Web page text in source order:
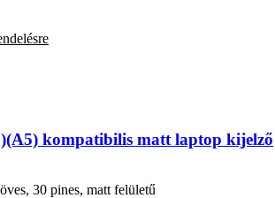
kompatibilis matt laptop kijelző
30 pines, matt felületű